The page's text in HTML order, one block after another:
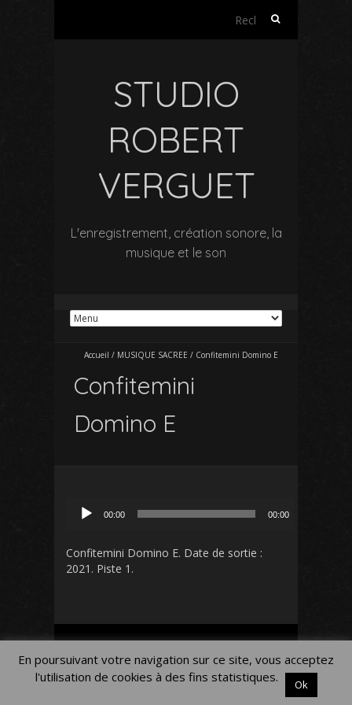
Rechercher :
STUDIO
ROBERT
VERGUET
L'enregistrement, création sonore, la
musique et le son
Accueil / MUSIQUE SACREE / Confitemini Domino E
Confitemini
Domino E
00:00 00:00
Confitemini Domino E. Date de sortie :
2021. Piste 1.
Mentions légales
En poursuivant votre navigation sur ce site, vous acceptez
l'utilisation de cookies à des fins statistiques.
Ok